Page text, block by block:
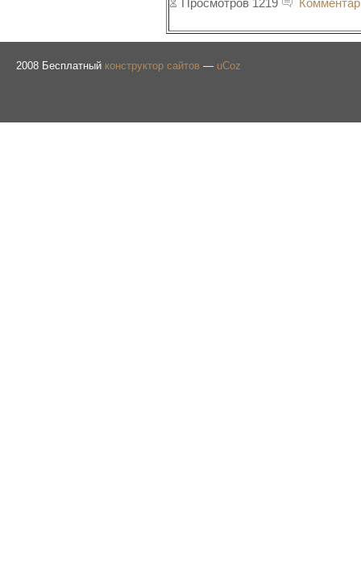
Просмотров 1219
2008 Бесплатный конструктор сайтов — uCoz